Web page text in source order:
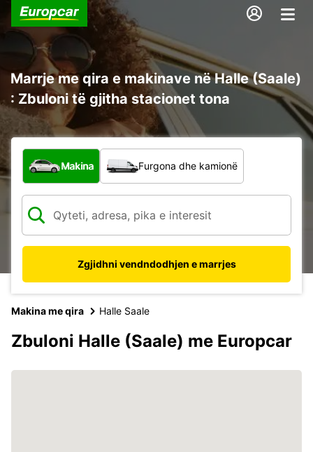
Marrje me qira e makinave në Halle (Saale)
: Zbuloni të gjitha stacionet tona
Çfarë lloj automjeti?
Makina Furgona dhe kamionë
Zgjidhni vendndodhjen e marrjes
Makina me qira Halle Saale
Zbuloni Halle (Saale) me Europcar